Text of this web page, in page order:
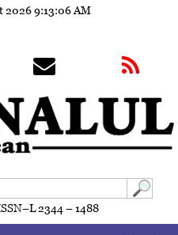
20269:13:09 AM
2344 – 1488